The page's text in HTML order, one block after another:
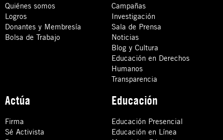
Quiénes somos
Logros
Donantes y Membresía
Bolsa de Trabajo
Campañas
Investigación
Sala de Prensa
Noticias
Blog y Cultura
Educación en Derechos
Humanos
Transparencia
Actúa
Firma
Sé Activista
Educación
Educación Presencial
Educación en Línea